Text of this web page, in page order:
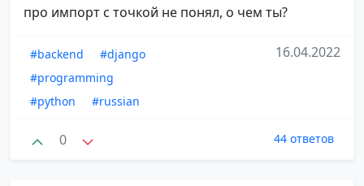
про импорт с точкой не понял, о чем ты?
#backend
#django
#programming
#python
#russian
16.04.2022
0 44 ответов